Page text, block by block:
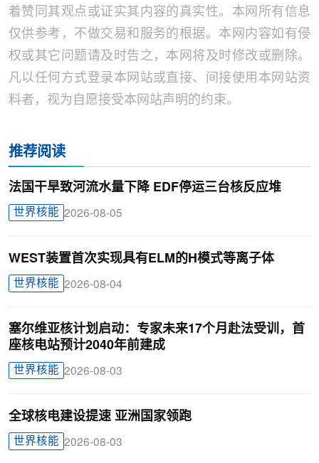
着赞同其观点或证实其内容的真实性。本网所有信息
仅供参考，不做交易和服务的根据。本网内容如有侵
权或其它问题请及时告之，本网将及时修改或删除。
凡以任何方式登录本网站或直接、间接使用本网站资
料者，视为自愿接受本网站声明的约束。
推荐阅读
法国干旱致河流水量下降 EDF停运三台核反应堆
世界核能 2026-08-05
WEST装置首次实现具有ELM的H模式等离子体
世界核能 2026-08-04
塞尔维亚核计划启动：专家未来17个月赴法受训，首
座核电站预计2040年前建成
世界核能 2026-08-03
全球核电建设提速 亚洲国家领跑
世界核能 2026-08-03